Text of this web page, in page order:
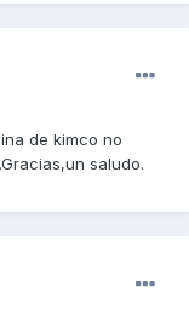
de kimco no
saludo.